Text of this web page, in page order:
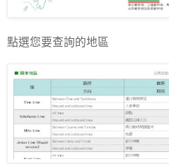
點選您要查詢的地區